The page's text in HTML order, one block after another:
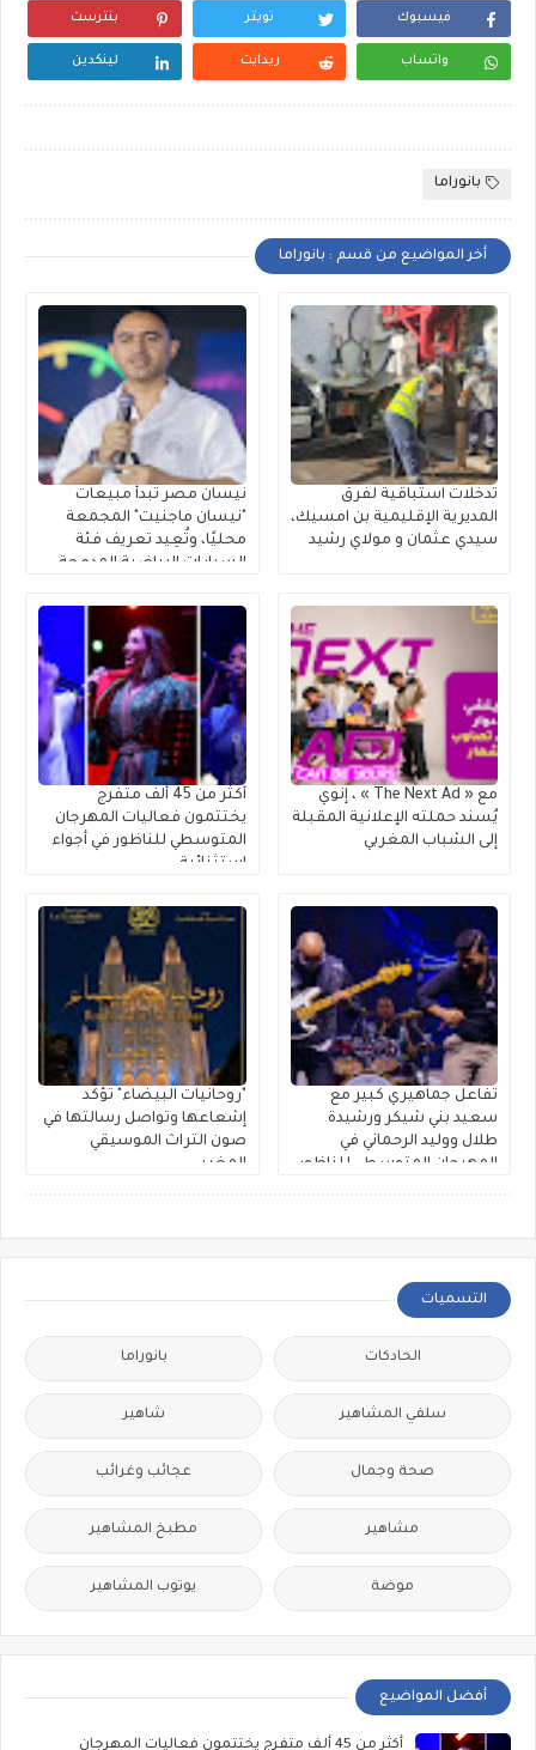
فيسبوك تويتر بنترست
واتساب ريدايت لينكدين
بانوراما
أخر المواضيع من قسم : بانوراما
تدخلات استباقية لفرق
المديرية الإقليمية بن امسيك،
سيدي عثمان و مولاي رشيد
نيسان مصر تبدأ مبيعات
"نيسان ماجنيت" المجمعة
محليًا، وتُعِيد تعريف فئة
السيارات الرياضية المدمجة
مع « The Next Ad » ، إنوي
يُسند حملته الإعلانية المقبلة
إلى الشباب المغربي
أكثر من 45 ألف متفرج
يختتمون فعاليات المهرجان
المتوسطي للناظور في أجواء
استثنائية
تفاعل جماهيري كبير مع
سعيد بني شيكر ورشيدة
طلال ووليد الرحماني في
المهرجان المتوسطي للناظور
"روحانيات البيضاء" تؤكد
إشعاعها وتواصل رسالتها في
صون التراث الموسيقي
المغربي
التسميات
الحادكات بانوراما
سلفي المشاهير شاهير
صحة وجمال عجائب وغرائب
مشاهير مطبخ المشاهير
موضة يوتوب المشاهير
أفضل المواضيع
أكثر من 45 ألف متفرج يختتمون فعاليات المهرجان